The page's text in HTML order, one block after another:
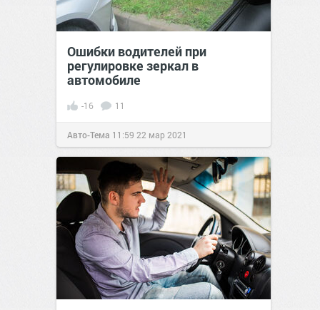
Ошибки водителей при
регулировке зеркал в
автомобиле
-16 11
Авто-Тема 11:59 22 мар 2021